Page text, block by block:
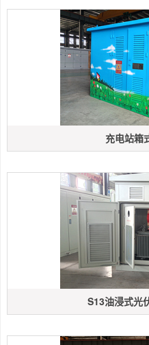
充电站箱
S13油浸式光